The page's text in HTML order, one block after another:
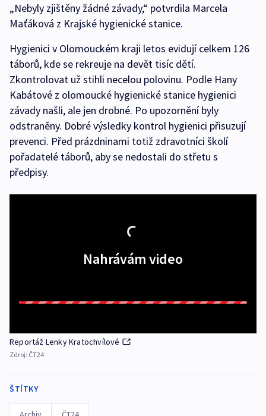
„Nebyly zjištěny žádné závady,“ potvrdila Marcela
Maťáková z Krajské hygienické stanice.
Hygienici v Olomouckém kraji letos evidují celkem 126
táborů, kde se rekreuje na devět tisíc dětí.
Zkontrolovat už stihli necelou polovinu. Podle Hany
Kabátové z olomoucké hygienické stanice hygienici
závady našli, ale jen drobné. Po upozornění byly
odstraněny. Dobré výsledky kontrol hygienici přisuzují
prevenci. Před prázdninami totiž zdravotníci školí
pořadatelé táborů, aby se nedostali do střetu s
předpisy.
Nahrávám video
Reportáž Lenky Kratochvílové
Zdroj: ČT24
ŠTÍTKY